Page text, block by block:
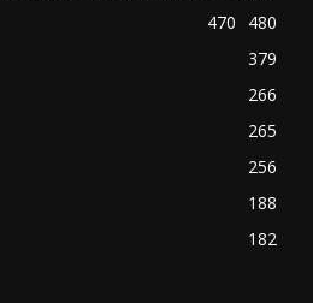
480
470
379
266
265
256
188
182